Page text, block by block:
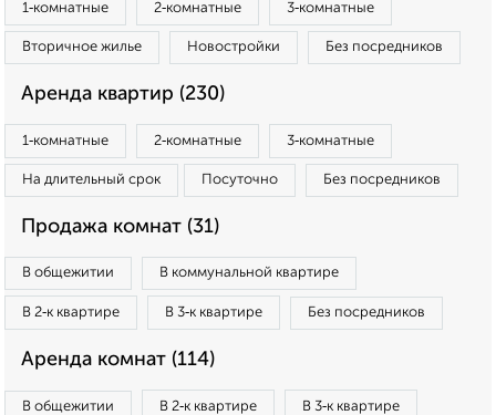
1‑комнатные 2‑комнатные 3‑комнатные
Вторичное жилье Новостройки Без посредников
Аренда квартир (230)
1‑комнатные 2‑комнатные 3‑комнатные
На длительный срок Посуточно Без посредников
Продажа комнат (31)
В общежитии В коммунальной квартире
В 2‑к квартире В 3‑к квартире Без посредников
Аренда комнат (114)
В общежитии В 2‑к квартире В 3‑к квартире